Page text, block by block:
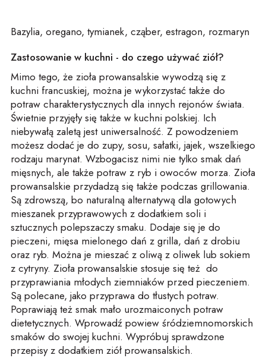
Bazylia, oregano, tymianek, cząber, estragon, rozmaryn
Zastosowanie w kuchni - do czego używać ziół?
Mimo tego, że zioła prowansalskie wywodzą się z
kuchni francuskiej, można je wykorzystać także do
potraw charakterystycznych dla innych rejonów świata.
Świetnie przyjęły się także w kuchni polskiej. Ich
niebywałą zaletą jest uniwersalność. Z powodzeniem
możesz dodać je do zupy, sosu, sałatki, jajek, wszelkiego
rodzaju marynat. Wzbogacisz nimi nie tylko smak dań
mięsnych, ale także potraw z ryb i owoców morza. Zioła
prowansalskie przydadzą się także podczas grillowania.
Są zdrowszą, bo naturalną alternatywą dla gotowych
mieszanek przyprawowych z dodatkiem soli i
sztucznych polepszaczy smaku. Dodaje się je do
pieczeni, mięsa mielonego dań z grilla, dań z drobiu
oraz ryb. Można je mieszać z oliwą z oliwek lub sokiem
z cytryny. Zioła prowansalskie stosuje się też do
przyprawiania młodych ziemniaków przed pieczeniem.
Są polecane, jako przyprawa do tłustych potraw.
Poprawiają też smak mało urozmaiconych potraw
dietetycznych. Wprowadź powiew śródziemnomorskich
smaków do swojej kuchni. Wypróbuj sprawdzone
przepisy z dodatkiem ziół prowansalskich.